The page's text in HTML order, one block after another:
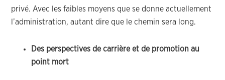
privé. Avec les faibles moyens que se donne actuellement
l’administration, autant dire que le chemin sera long.
Des perspectives de carrière et de promotion au
point mort